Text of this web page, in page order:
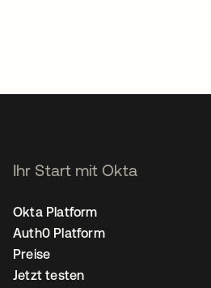
Ihr Start mit Okta
Okta Platform
Auth0 Platform
Preise
Jetzt testen